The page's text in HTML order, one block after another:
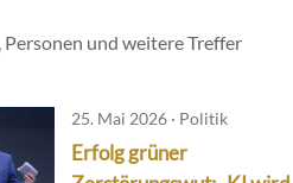
und weitere Treffer
25. Mai 2026 · Politik
Erfolg grüner